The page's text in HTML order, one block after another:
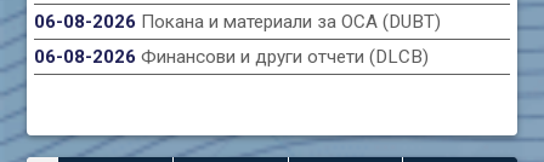
06-08-2026 Покана и материали за ОСА (DUBT)
06-08-2026Финансови и други отчети (DLCB)